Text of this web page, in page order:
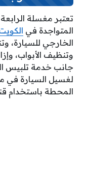
تعتبر مغسلة
المتواجدة في
الخارجي للسيارة،
وتنظيف الأبواب،
جانب خدمة تلبيس
لغسيل السيارة في
المحطة باستخدام